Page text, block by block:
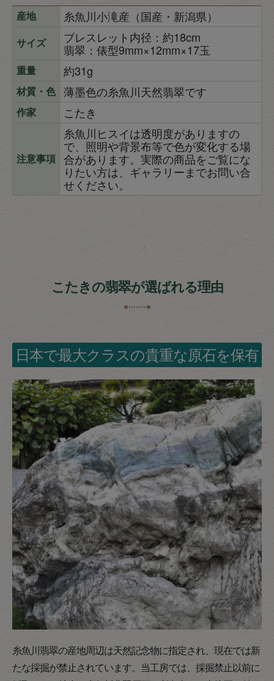
産地 糸魚川小滝産（国産・新潟県）
サイズ
ブレスレット内径：約18cm
翡翠：俵型9mm×12mm×17玉
重量 約31g
材質・色 薄墨色の糸魚川天然翡翠です
作家 こたき
注意事項
糸魚川ヒスイは透明度がありますの
で、照明や背景布等で色が変化する場
合があります。実際の商品をご覧にな
りたい方は、ギャラリーまでお問い合
せください。
こたきの翡翠が選ばれる理由
日本で最大クラスの貴重な原石を保有
糸魚川翡翠の産地周辺は天然記念物に指定され、現在では新
たな採掘が禁止されています。当工房では、採掘禁止以前に